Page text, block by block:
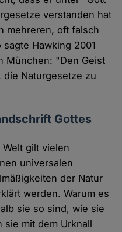
verstanden hat
mehreren, oft falsch
Hawking 2001
München: "Den Geist
Naturgesetze zu
Gottes
gilt vielen
universalen
der Natur
werden. Warum es
sie so sind, wie sie
sie mit dem Urknall